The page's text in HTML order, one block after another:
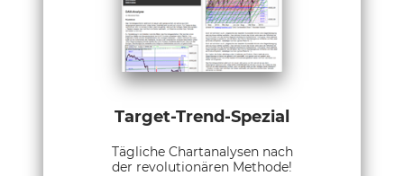
Target-Trend-Spezial
Tägliche Chartanalysen nach
der revolutionären Methode!